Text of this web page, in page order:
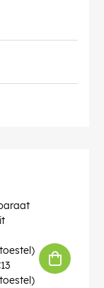
genoteerd
op de